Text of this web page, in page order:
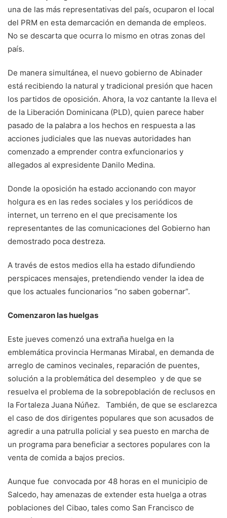
una de las más representativas del país, ocuparon el local
del PRM en esta demarcación en demanda de empleos.
No se descarta que ocurra lo mismo en otras zonas del
país.
De manera simultánea, el nuevo gobierno de Abinader
está recibiendo la natural y tradicional presión que hacen
los partidos de oposición. Ahora, la voz cantante la lleva el
de la Liberación Dominicana (PLD), quien parece haber
pasado de la palabra a los hechos en respuesta a las
acciones judiciales que las nuevas autoridades han
comenzado a emprender contra exfuncionarios y
allegados al expresidente Danilo Medina.
Donde la oposición ha estado accionando con mayor
holgura es en las redes sociales y los periódicos de
internet, un terreno en el que precisamente los
representantes de las comunicaciones del Gobierno han
demostrado poca destreza.
A través de estos medios ella ha estado difundiendo
perspicaces mensajes, pretendiendo vender la idea de
que los actuales funcionarios “no saben gobernar”.
Comenzaron las huelgas
Este jueves comenzó una extraña huelga en la
emblemática provincia Hermanas Mirabal, en demanda de
arreglo de caminos vecinales, reparación de puentes,
solución a la problemática del desempleo y de que se
resuelva el problema de la sobrepoblación de reclusos en
la Fortaleza Juana Núñez. También, de que se esclarezca
el caso de dos dirigentes populares que son acusados de
agredir a una patrulla policial y sea puesto en marcha de
un programa para beneficiar a sectores populares con la
venta de comida a bajos precios.
Aunque fue convocada por 48 horas en el municipio de
Salcedo, hay amenazas de extender esta huelga a otras
poblaciones del Cibao, tales como San Francisco de